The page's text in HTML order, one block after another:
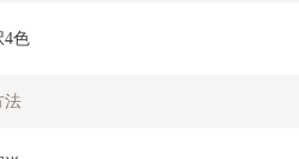
4色
法